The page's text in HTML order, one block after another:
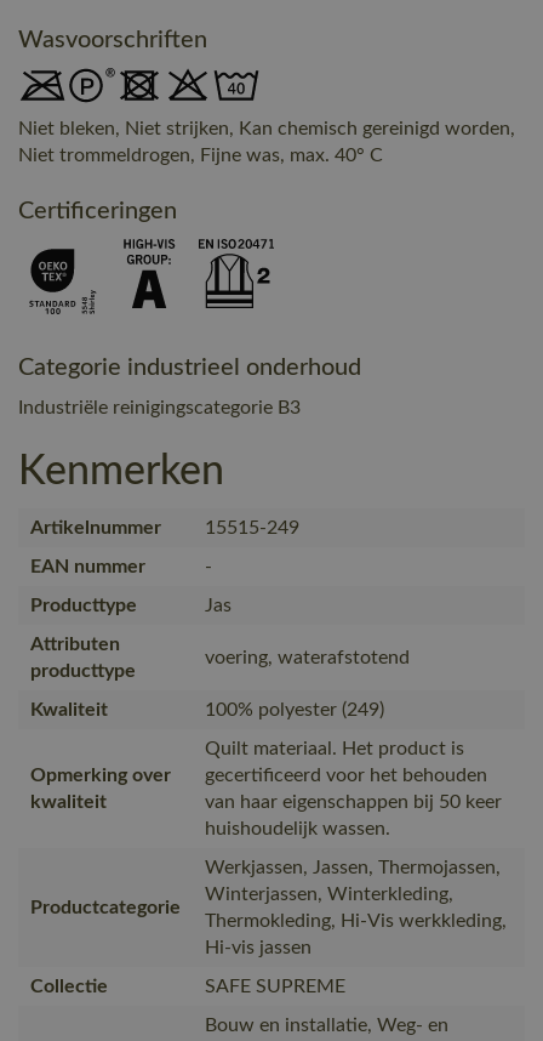
Wasvoorschriften
Niet bleken, Niet strijken, Kan chemisch gereinigd worden,
Niet trommeldrogen, Fijne was, max. 40° C
Certificeringen
Categorie industrieel onderhoud
Industriële reinigingscategorie B3
Kenmerken
Artikelnummer
15515-249
EAN nummer
-
Producttype
Jas
Attributen
producttype
voering, waterafstotend
Kwaliteit 100% polyester (249)
Opmerking over
kwaliteit
Quilt materiaal. Het product is
gecertificeerd voor het behouden
van haar eigenschappen bij 50 keer
huishoudelijk wassen.
Productcategorie
Werkjassen, Jassen, Thermojassen,
Winterjassen, Winterkleding,
Thermokleding, Hi-Vis werkkleding,
Hi-vis jassen
Collectie
SAFE SUPREME
Bouw en installatie, Weg- en